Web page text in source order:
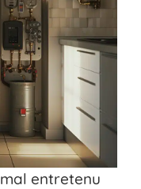
mal entretenu